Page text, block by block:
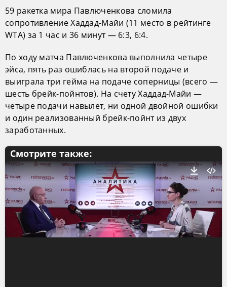
59 ракетка мира Павлюченкова сломила
сопротивление Хаддад-Майи (11 место в рейтинге
WTA) за 1 час и 36 минут — 6:3, 6:4.
По ходу матча Павлюченкова выполнила четыре
эйса, пять раз ошиблась на второй подаче и
выиграла три гейма на подаче соперницы (всего —
шесть брейк-пойнтов). На счету Хаддад-Майи —
четыре подачи навылет, ни одной двойной ошибки
и один реализованный брейк-пойнт из двух
заработанных.
Смотрите также: